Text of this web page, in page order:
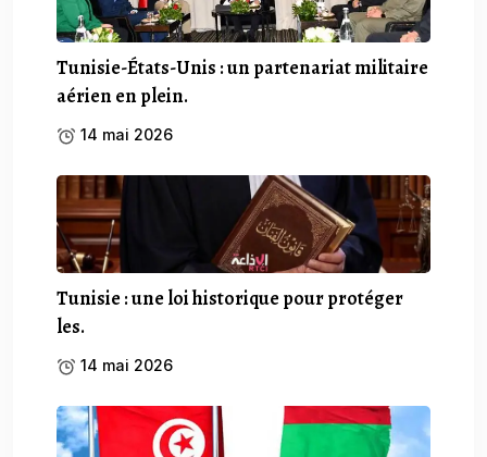
Tunisie-États-Unis : un partenariat militaire
aérien en plein.
14 mai 2026
Tunisie : une loi historique pour protéger
les.
14 mai 2026